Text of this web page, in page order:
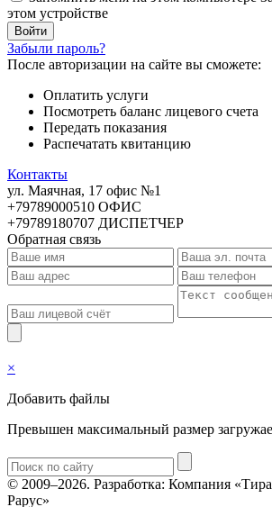
этом устройстве
Забыли пароль?
После авторизации на сайте вы сможете:
Оплатить услуги
Посмотреть баланс лицевого счета
Передать показания
Распечатать квитанцию
Контакты
ул. Маячная, 17 офис №1
+79789000510 ОФИС
+79789180707 ДИСПЕТЧЕР
Обратная связь
×
Добавить файлы
Превышен максимальный размер
© 2009–2026. Разработка: Компания
Рарус»